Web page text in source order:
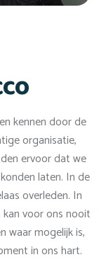
kennen door de
organisatie,
ervoor dat we
laten. In de
overleden. In
voor ons nooit
waar mogelijk is,
in ons hart.